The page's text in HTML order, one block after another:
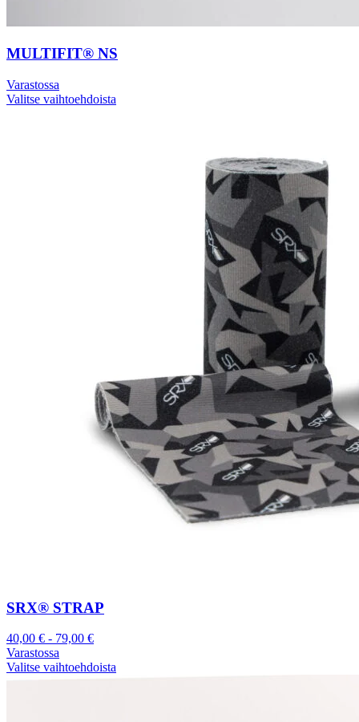
MULTIFIT® NS
Varastossa
Valitse vaihtoehdoista
SRX® STRAP
40,00 € - 79,00 €
Varastossa
Valitse vaihtoehdoista